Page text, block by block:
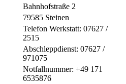
Bahnhofstraße 2
79585 Steinen
Telefon Werkstatt: 07627 /
2515
Abschleppdienst: 07627 /
971075
Notfallnummer: ‭+49 171
6535876‬